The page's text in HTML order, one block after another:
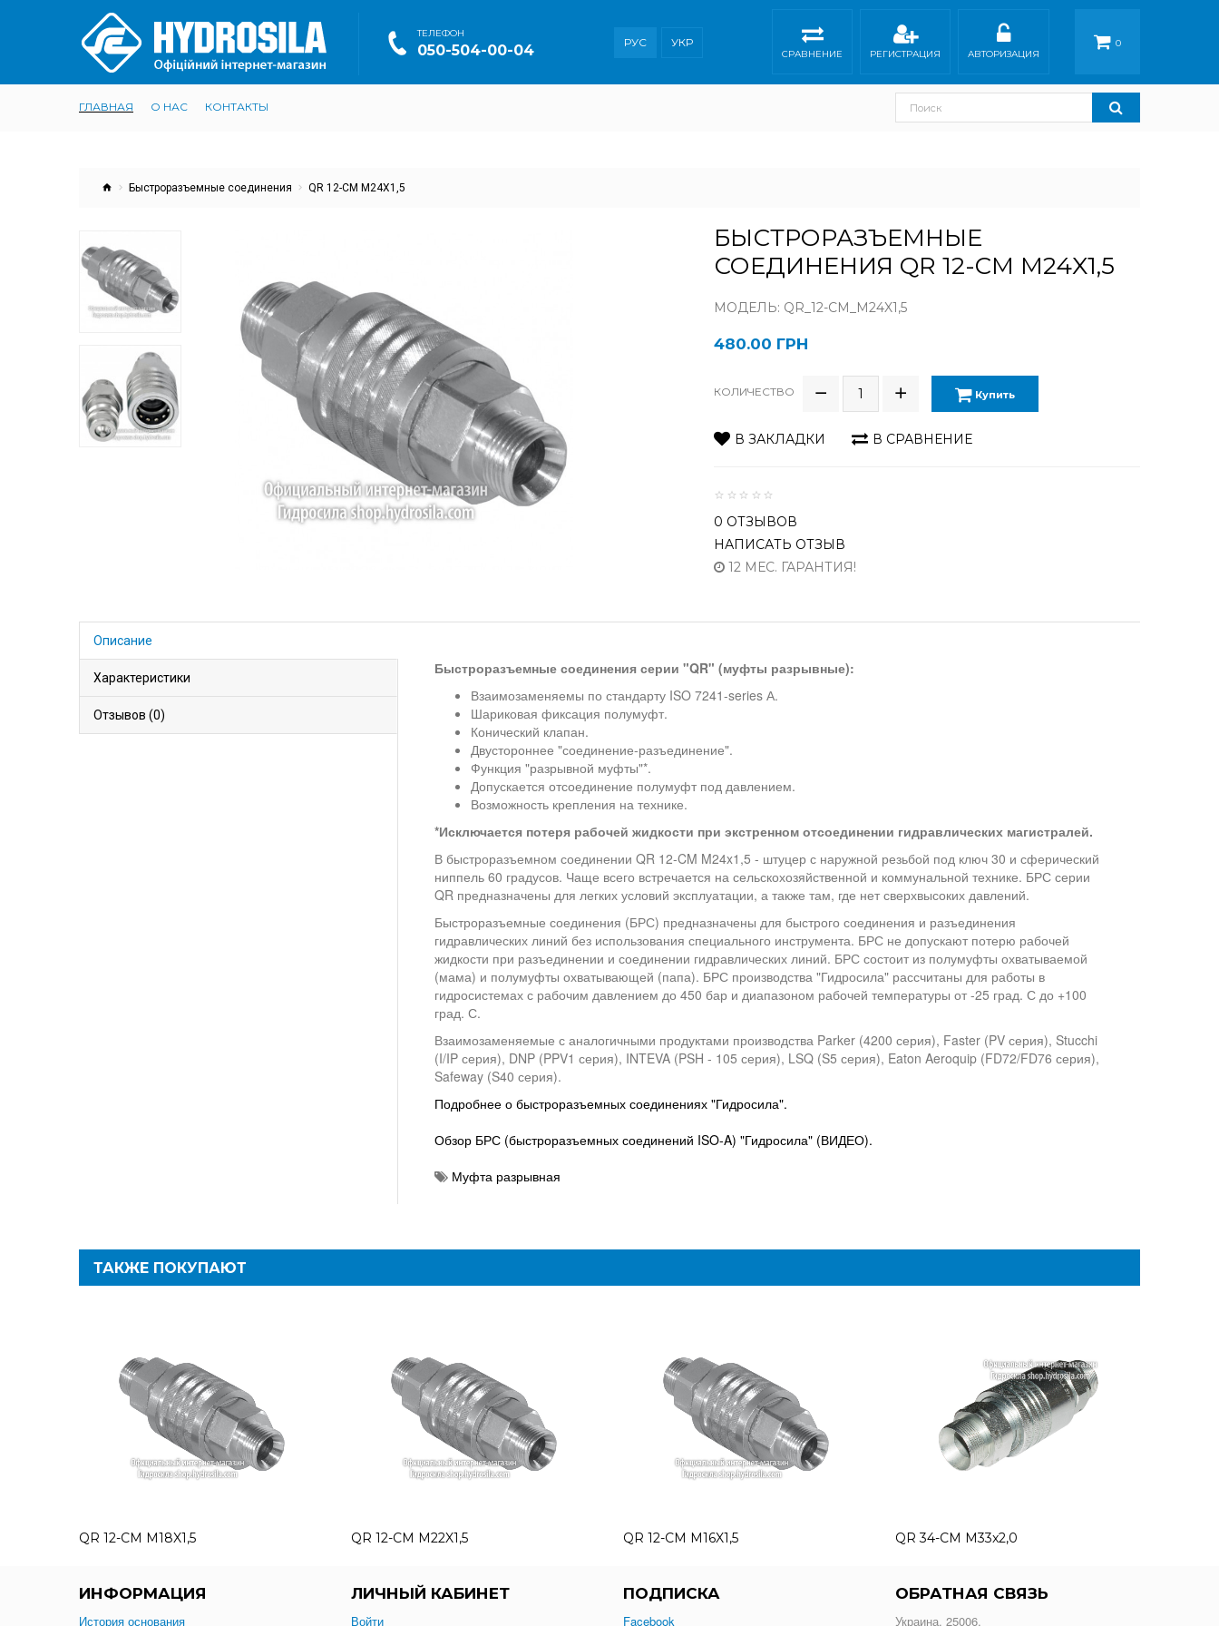
ТEЛЕФОН
050-504-00-04 РУС УКР
0
СРАВНЕНИЕ
РЕГИСТРАЦИЯ АВТОРИЗАЦИЯ
ГЛАВНАЯ О НАС КОНТАКТЫ
Быстроразъемные соединения QR 12-CM M24X1,5
БЫСТРОРАЗЪЕМНЫЕ
СОЕДИНЕНИЯ QR 12-CM M24X1,5
МОДЕЛЬ: QR_12-CM_M24X1,5
480.00 ГРН
КОЛИЧЕСТВО Купить
В ЗАКЛАДКИ В СРАВНЕНИЕ
0 ОТЗЫВОВ
НАПИСАТЬ ОТЗЫВ
12 МЕС. ГАРАНТИЯ!
Описание
Характеристики
Отзывов (0)
Быстроразъемные соединения серии "QR" (муфты разрывные):
Взаимозаменяемы по стандарту ISO 7241-series А.
Шариковая фиксация полумуфт.
Конический клапан.
Двустороннее "соединение-разъединение".
Функция "разрывной муфты"*.
Допускается отсоединение полумуфт под давлением.
Возможность крепления на технике.
*Исключается потеря рабочей жидкости при экстренном отсоединении гидравлических магистралей.
В быстроразъемном соединении QR 12-CM M24x1,5 - штуцер с наружной резьбой под ключ 30 и сферический
ниппель 60 градусов. Чаще всего встречается на сельскохозяйственной и коммунальной технике. БРС серии
QR предназначены для легких условий эксплуатации, а также там, где нет сверхвысоких давлений.
Быстроразъемные соединения (БРС) предназначены для быстрого соединения и разъединения
гидравлических линий без использования специального инструмента. БРС не допускают потерю рабочей
жидкости при разъединении и соединении гидравлических линий. БРС состоит из полумуфты охватываемой
(мама) и полумуфты охватывающей (папа). БРС производства "Гидросила" рассчитаны для работы в
гидросистемах с рабочим давлением до 450 бар и диапазоном рабочей температуры от -25 град. С до +100
град. С.
Взаимозаменяемые с аналогичными продуктами производства Parker (4200 серия), Faster (PV серия), Stucchi
(I/IP серия), DNP (PPV1 серия), INTEVA (PSH - 105 серия), LSQ (S5 серия), Eaton Aeroquip (FD72/FD76 серия),
Safeway (S40 серия).
Подробнее о быстроразъемных соединениях "Гидросила".
Обзор БРС (быстроразъемных соединений ISO-A) "Гидросила" (ВИДЕО).
Муфта разрывная
ТАКЖЕ ПОКУПАЮТ
QR 12-CM M18X1,5 QR 12-CM M22X1,5 QR 12-CM M16X1,5 QR 34-CM M33x2,0
ИНФОРМАЦИЯ
История основания
ЛИЧНЫЙ КАБИНЕТ
Войти
ПОДПИСКА
Facebook
ОБРАТНАЯ СВЯЗЬ
Украина. 25006,